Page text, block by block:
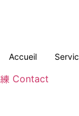
Accueil
Contact